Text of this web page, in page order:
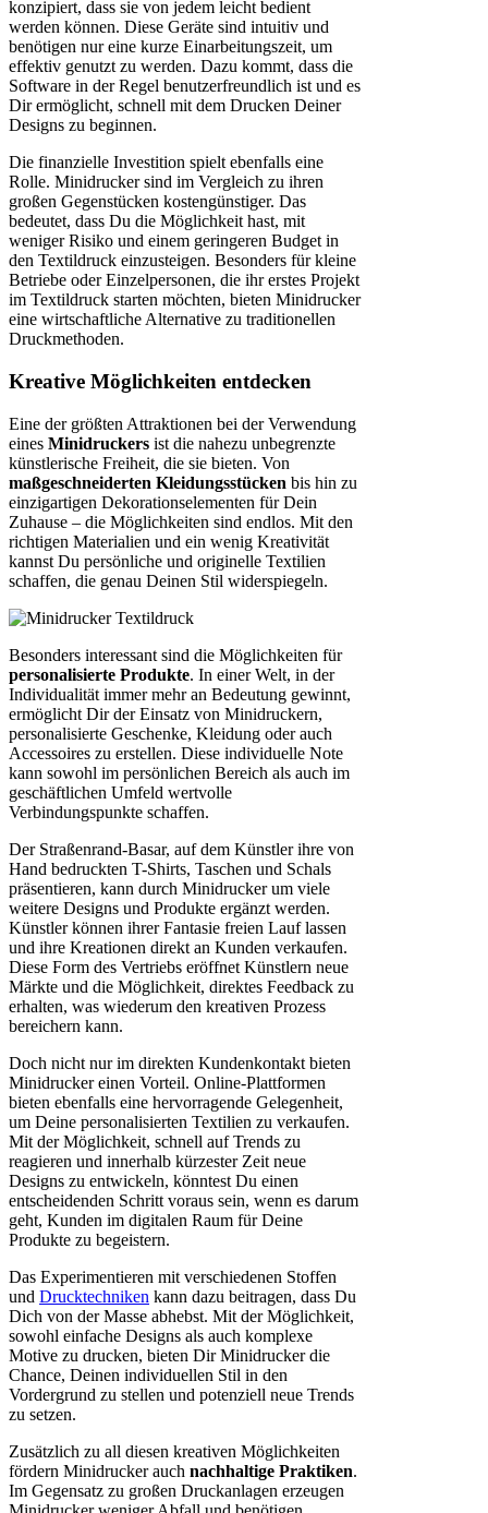
konzipiert, dass sie von jedem leicht bedient
werden können. Diese Geräte sind intuitiv und
benötigen nur eine kurze Einarbeitungszeit, um
effektiv genutzt zu werden. Dazu kommt, dass die
Software in der Regel benutzerfreundlich ist und es
Dir ermöglicht, schnell mit dem Drucken Deiner
Designs zu beginnen.
Die finanzielle Investition spielt ebenfalls eine
Rolle. Minidrucker sind im Vergleich zu ihren
großen Gegenstücken kostengünstiger. Das
bedeutet, dass Du die Möglichkeit hast, mit
weniger Risiko und einem geringeren Budget in
den Textildruck einzusteigen. Besonders für kleine
Betriebe oder Einzelpersonen, die ihr erstes Projekt
im Textildruck starten möchten, bieten Minidrucker
eine wirtschaftliche Alternative zu traditionellen
Druckmethoden.
Kreative Möglichkeiten entdecken
Eine der größten Attraktionen bei der Verwendung
eines Minidruckers ist die nahezu unbegrenzte
künstlerische Freiheit, die sie bieten. Von
maßgeschneiderten Kleidungsstücken bis hin zu
einzigartigen Dekorationselementen für Dein
Zuhause – die Möglichkeiten sind endlos. Mit den
richtigen Materialien und ein wenig Kreativität
kannst Du persönliche und originelle Textilien
schaffen, die genau Deinen Stil widerspiegeln.
Besonders interessant sind die Möglichkeiten für
personalisierte Produkte. In einer Welt, in der
Individualität immer mehr an Bedeutung gewinnt,
ermöglicht Dir der Einsatz von Minidruckern,
personalisierte Geschenke, Kleidung oder auch
Accessoires zu erstellen. Diese individuelle Note
kann sowohl im persönlichen Bereich als auch im
geschäftlichen Umfeld wertvolle
Verbindungspunkte schaffen.
Der Straßenrand-Basar, auf dem Künstler ihre von
Hand bedruckten T-Shirts, Taschen und Schals
präsentieren, kann durch Minidrucker um viele
weitere Designs und Produkte ergänzt werden.
Künstler können ihrer Fantasie freien Lauf lassen
und ihre Kreationen direkt an Kunden verkaufen.
Diese Form des Vertriebs eröffnet Künstlern neue
Märkte und die Möglichkeit, direktes Feedback zu
erhalten, was wiederum den kreativen Prozess
bereichern kann.
Doch nicht nur im direkten Kundenkontakt bieten
Minidrucker einen Vorteil. Online-Plattformen
bieten ebenfalls eine hervorragende Gelegenheit,
um Deine personalisierten Textilien zu verkaufen.
Mit der Möglichkeit, schnell auf Trends zu
reagieren und innerhalb kürzester Zeit neue
Designs zu entwickeln, könntest Du einen
entscheidenden Schritt voraus sein, wenn es darum
geht, Kunden im digitalen Raum für Deine
Produkte zu begeistern.
Das Experimentieren mit verschiedenen Stoffen
und Drucktechniken kann dazu beitragen, dass Du
Dich von der Masse abhebst. Mit der Möglichkeit,
sowohl einfache Designs als auch komplexe
Motive zu drucken, bieten Dir Minidrucker die
Chance, Deinen individuellen Stil in den
Vordergrund zu stellen und potenziell neue Trends
zu setzen.
Zusätzlich zu all diesen kreativen Möglichkeiten
fördern Minidrucker auch nachhaltige Praktiken.
Im Gegensatz zu großen Druckanlagen erzeugen